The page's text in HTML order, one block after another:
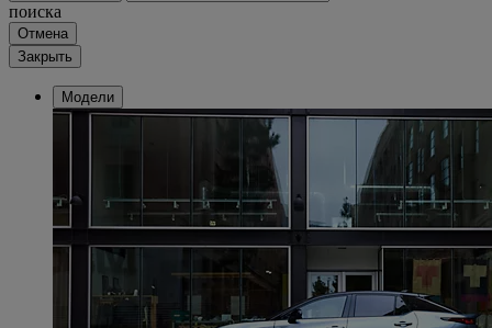
поиска
Отмена
Закрыть
Модели